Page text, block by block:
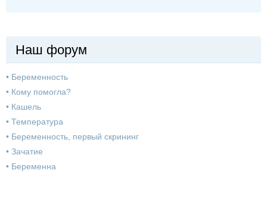
Наш форум
• Беременность
• Кому помогла?
• Кашель
• Температура
• Беременность, первый скрининг
• Зачатие
• Беременна